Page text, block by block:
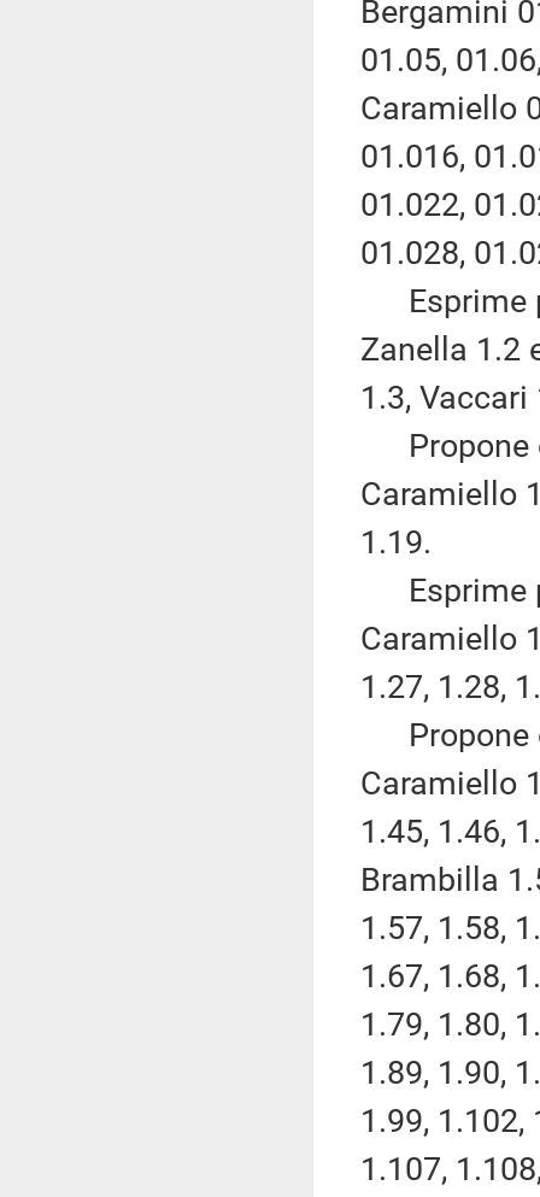
Bergamini
01.05,
Caramiello
01.016,
01.022,
01.028,
Esprime
Zanella 1.2
1.3,
Propone
Caramiello
1.19.
Esprime
Caramiello
1.27, 1.28,
Propone
Caramiello
1.45, 1.46,
Brambilla
1.57, 1.58,
1.67, 1.68,
1.79, 1.80,
1.89, 1.90,
1.99, 1.102,
1.107,